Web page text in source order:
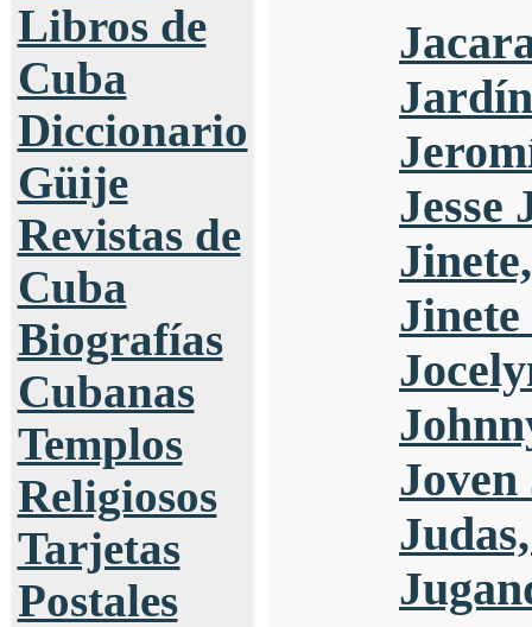
Libros de
Cuba
Diccionario
Güije
Revistas de
Cuba
Biografías
Cubanas
Templos
Religiosos
Tarjetas
Postales
Jesse